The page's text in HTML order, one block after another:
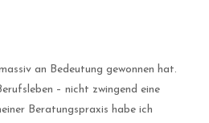
an Bedeutung gewonnen hat.
– nicht zwingend eine
Beratungspraxis habe ich